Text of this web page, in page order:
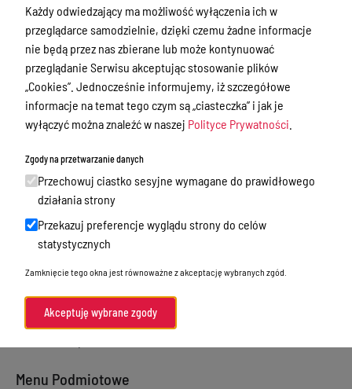
Powiat Olsztyński
Rada Powiatu
Starostwo Powiatowe
Zbycie, użytkowanie wieczyste, najem,
dzierżawa, użyczenie
Sprawy załatwiane internetowo
Oświadczenia majątkowe
e-Puap/ e-Doręczenia
Akty prawne
Menu Podmiotowe
Każdy odwiedzający ma możliwość wyłączenia ich w
przeglądarce samodzielnie, dzięki czemu żadne informacje
nie będą przez nas zbierane lub może kontynuować
przeglądanie Serwisu akceptując stosowanie plików
„Cookies”. Jednocześnie informujemy, iż szczegółowe
informacje na temat tego czym są „ciasteczka” i jak je
wyłączyć można znaleźć w naszej Polityce Prywatności
Zgody na przetwarzanie danych
Przechowuj ciastko sesyjne wymagane do prawidłowego
działania strony
Przekazuj preferencje wyglądu strony do celów
statystycznych
Zamknięcie tego okna jest równoważne z akceptację wybranych zgód.
Akceptuję wybrane zgody